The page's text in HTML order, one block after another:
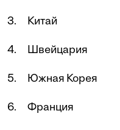
Китай
Швейцария
Южная Корея
Франция